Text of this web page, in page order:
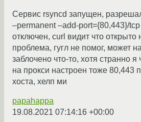
Сервис rsyncd запущен,
–permanent –add-port={80,443}/tcp
отключен, curl видит что открыто
проблема, гугл не помог, может
заблочено что-то, хотя странно я
на прокси настроен тоже 80,443
хоста, хелп ми
papahappa
19.08.2021 07:14:16 +00:00